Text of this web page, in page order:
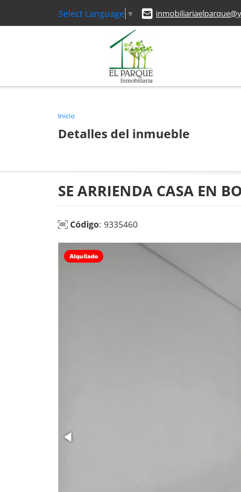
Select Language ▼
Inicio
Detalles del inmueble
SE ARRIENDA CASA EN
Código: 9335460
Alquilado